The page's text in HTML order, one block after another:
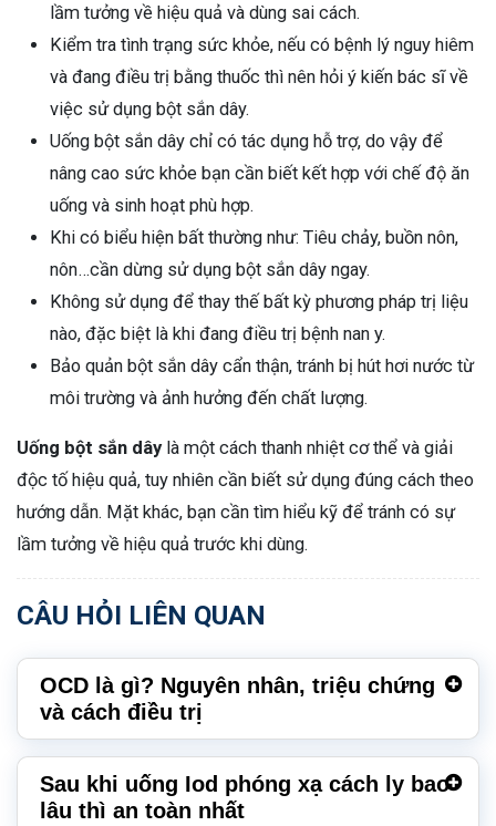
lầm tưởng về hiệu quả và dùng sai cách.
Kiểm tra tình trạng sức khỏe, nếu có bệnh lý nguy hiêm
và đang điều trị bằng thuốc thì nên hỏi ý kiến bác sĩ về
việc sử dụng bột sắn dây.
Uống bột sắn dây chỉ có tác dụng hỗ trợ, do vậy để
nâng cao sức khỏe bạn cần biết kết hợp với chế độ ăn
uống và sinh hoạt phù hợp.
Khi có biểu hiện bất thường như: Tiêu chảy, buồn nôn,
nôn…cần dừng sử dụng bột sắn dây ngay.
Không sử dụng để thay thế bất kỳ phương pháp trị liệu
nào, đặc biệt là khi đang điều trị bệnh nan y.
Bảo quản bột sắn dây cẩn thận, tránh bị hút hơi nước từ
môi trường và ảnh hưởng đến chất lượng.
Uống bột sắn dâylà một cách thanh nhiệt cơ thể và giải
độc tố hiệu quả, tuy nhiên cần biết sử dụng đúng cách theo
hướng dẫn. Mặt khác, bạn cần tìm hiểu kỹ để tránh có sự
lầm tưởng về hiệu quả trước khi dùng.
CÂU HỎI LIÊN QUAN
OCD là gì? Nguyên nhân, triệu chứng
và cách điều trị
Sau khi uống Iod phóng xạ cách ly bao
lâu thì an toàn nhất